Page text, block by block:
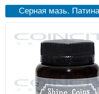
Серная мазь.